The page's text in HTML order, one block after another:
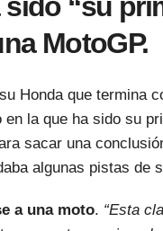
MotoGP.
Honda que termina
la que ha sido su
sacar una
algunas pistas de
a una moto. “Esta